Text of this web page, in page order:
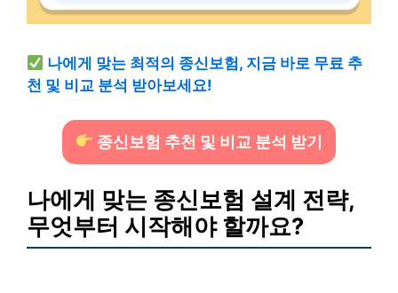
나에게 맞는 최적의 종신보험, 지금 바로 무료 추
천 및 비교 분석 받아보세요!
종신보험 추천 및 비교 분석 받기
나에게 맞는 종신보험 설계 전략,
무엇부터 시작해야 할까요?